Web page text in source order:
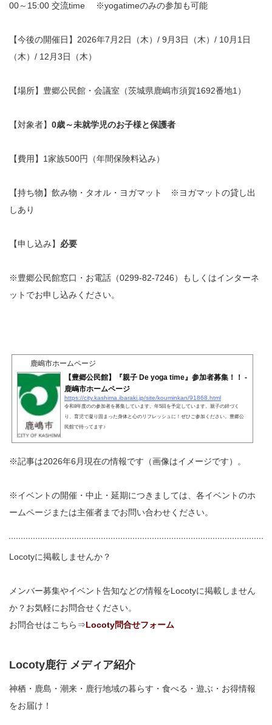
00～15:00 交流time ※yogatimeのみの参加も可能
【今後の開催日】2026年7月2日（木）/ 9月3日（木）/ 10月1日
（木）/ 12月3日（木）
【場所】豊郷公民館・会議室（茨城県鹿嶋市須賀1692番地1）
【対象者】 0歳～未就学児のお子様と保護者
【費用】1家族500円（年間保険料込み）
【持ち物】飲み物・タオル・ヨガマット ※ヨガマットの貸し出
しあり
【申し込み】 必要
※豊郷公民館窓口・お電話（0299-82-7246）もしくはインターネ
ットでお申し込みください。
鹿嶋市ホームページ
【豊郷公民館】『親子 De yoga time』参加者募集！！ -
鹿嶋市ホームページ
https://city.kashima.ibaraki.jp/site/kouminkan/91868.html
令和8年度のの参加者を募集しています。年5回を予定しています。親子の絆づく
り、育児で凝り固まった身体と心のリフレッシュに！ぜひご参加ください。豊郷公
民館で待ってます♪
※記事は2026年6月現在の情報です（画像はイメージです）。
※イベントの開催・中止・延期につきましては、各イベントのホ
ームページまたは主催者までお問い合わせください。
Locotyに掲載しませんか？
メンバー募集やイベント告知などの情報をLocotyに掲載しません
か？お気軽にお問合せください。
お問合せはこちら⇒Locoty問合せフォーム
Locoty鹿行 メディア紹介
神栖・鹿島・潮来・鹿行地域の暮らす・食べる・遊ぶ・お得情報
をお届け！